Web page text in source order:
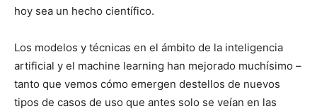
hoy sea un hecho científico.
Los modelos y técnicas en el ámbito de la inteligencia
artificial y el machine learning han mejorado muchísimo –
tanto que vemos cómo emergen destellos de nuevos
tipos de casos de uso que antes solo se veían en las